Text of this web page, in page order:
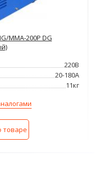
MMA-200P DG
220В
20-180А
11кг
товаре